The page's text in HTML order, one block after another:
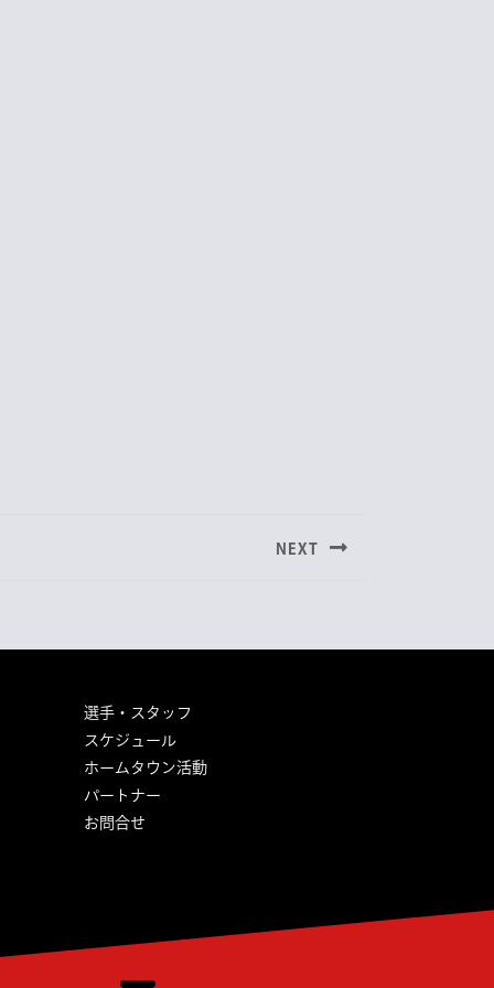
NEXT
選手・スタッフ
スケジュール
ホームタウン活動
パートナー
お問合せ